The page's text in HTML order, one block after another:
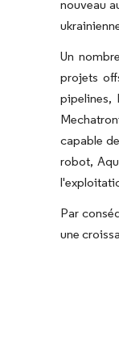
nouveau
Un
projets
pipelines,
capable
robot,
Par
une